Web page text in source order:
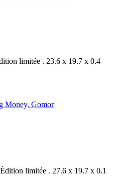
limitée . 23.6 x 19.7 x 0.4
Édition limitée . 27.6 x 19.7 x 0.1